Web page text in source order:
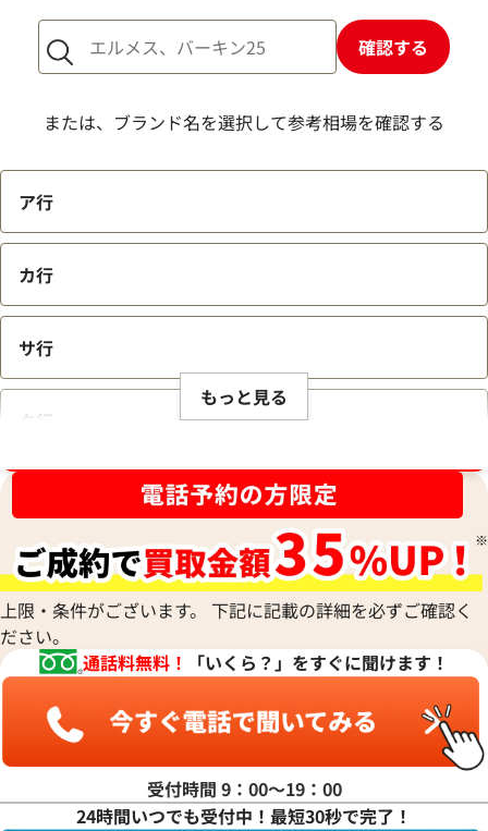
確認する
または、ブランド名を選択して参考相場を確認する
ア行
カ行
サ行
タ行
ハ行
マ行
ヤ行
もっと見る
上限・条件がございます。 下記に記載の詳細を必ずご確認く
ださい。
通話料無料！
「いくら？」をすぐに聞けます！
受付時間 9：00〜19：00
24時間いつでも受付中！最短30秒で完了！